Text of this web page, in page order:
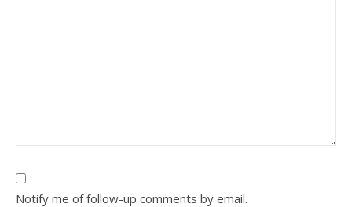
Notify me of follow-up comments by email.